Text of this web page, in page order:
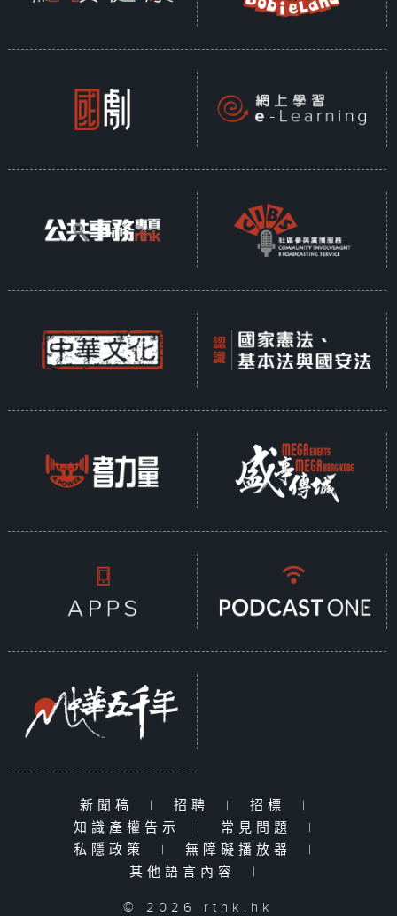
新聞稿 | 招聘 | 招標
|
知識產權告示
| 常見問題
|
私隱政策
| 無障礙播放器
|
其他語言內容
|
© 2026 rthk.hk